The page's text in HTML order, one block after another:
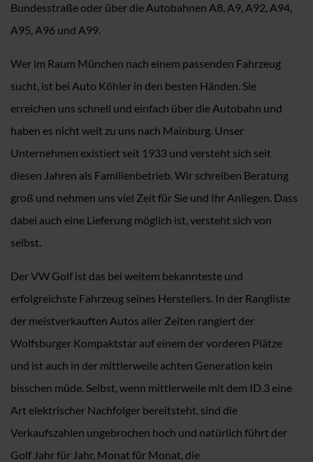
Bundesstraße oder über die Autobahnen A8, A9, A92, A94,
A95, A96 und A99.
Wer im Raum München nach einem passenden Fahrzeug
sucht, ist bei Auto Köhler in den besten Händen. Sie
erreichen uns schnell und einfach über die Autobahn und
haben es nicht weit zu uns nach Mainburg. Unser
Unternehmen existiert seit 1933 und versteht sich seit
diesen Jahren als Familienbetrieb. Wir schreiben Beratung
groß und nehmen uns viel Zeit für Sie und Ihr Anliegen. Dass
dabei auch eine Lieferung möglich ist, versteht sich von
selbst.
Der VW Golf ist das bei weitem bekannteste und
erfolgreichste Fahrzeug seines Herstellers. In der Rangliste
der meistverkauften Autos aller Zeiten rangiert der
Wolfsburger Kompaktstar auf einem der vorderen Plätze
und ist auch in der mittlerweile achten Generation kein
bisschen müde. Selbst, wenn mittlerweile mit dem ID.3 eine
Art elektrischer Nachfolger bereitsteht, sind die
Verkaufszahlen ungebrochen hoch und natürlich führt der
Golf Jahr für Jahr, Monat für Monat, die